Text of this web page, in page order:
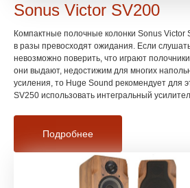
Sonus Victor SV200
Компактные полочные колонки Sonus Victor
в разы превосходят ожидания. Если
невозможно поверить, что играют
они выдают, недостижим для многих
усиления, то Huge Sound рекомендует для
SV250 использовать интегральный
Подробнее